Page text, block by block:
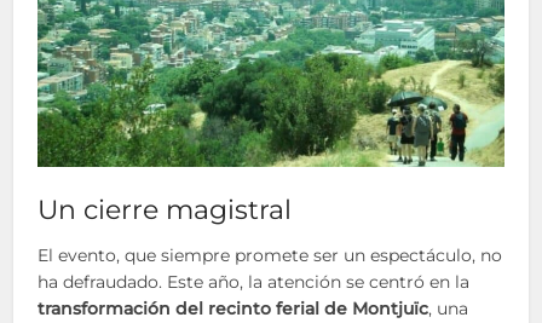
Un cierre magistral
El evento, que siempre promete ser un espectáculo, no
ha defraudado. Este año, la atención se centró en la
transformación del recinto ferial de Montjuïc, una